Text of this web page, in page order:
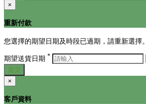
×
重新付款
您選擇的期望日期及時段已過期，請重新選擇。
期望送貨日期 *
提交
×
客戶資料